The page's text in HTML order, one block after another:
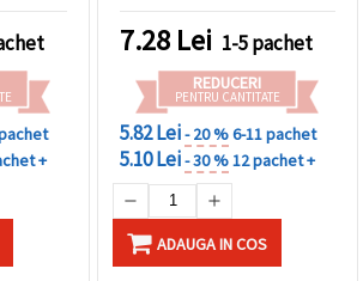
+
DIY, hobby & decorațiuni
de nuntă
7.28 Lei 1-5 pachet
REDUCERI
PENTRU CANTITATE
5.82 Lei- 20 %6-11 pachet
5.10 Lei- 30 %12 pachet +
ADAUGA IN COS